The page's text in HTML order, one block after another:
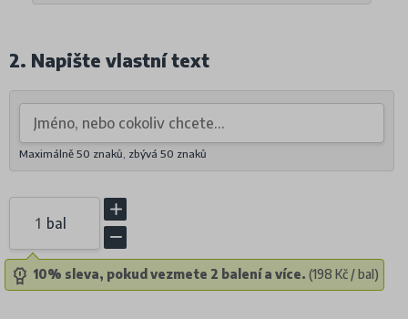
2. Napište vlastní text
Maximálně 50 znaků, zbývá 50 znaků
bal
10% sleva, pokud vezmete 2 balení a více. (198 Kč / bal)